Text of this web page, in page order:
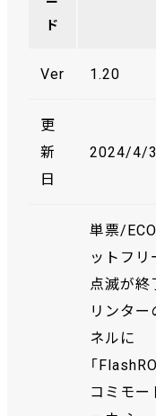
ド
Ver 1.20
更
新
日
2024/4/
単票/
ットフリ
点滅が終
リンター
ネルに
「
コミモー